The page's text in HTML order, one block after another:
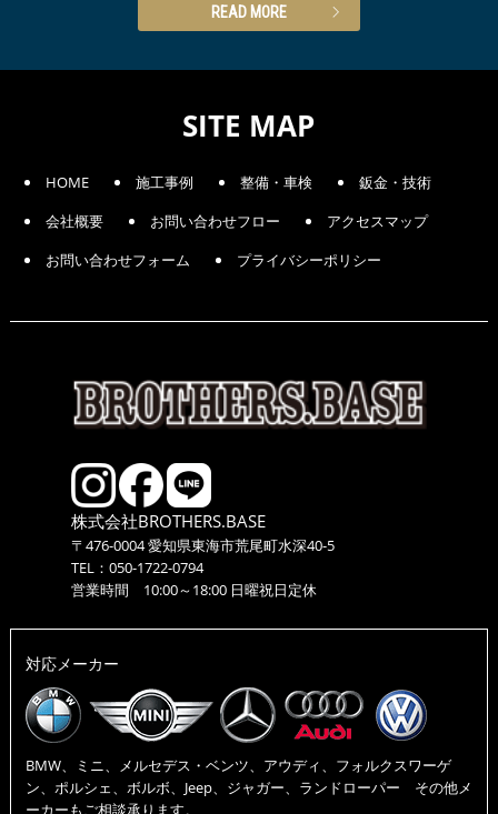
READ MORE
SITE MAP
HOME 施工事例 整備・車検
鈑金・技術
会社概要
お問い合わせフロー
アクセスマップ
お問い合わせフォーム
プライバシーポリシー
株式会社BROTHERS.BASE
〒476-0004 愛知県東海市荒尾町水深40-5
TEL：050-1722-0794
営業時間 10:00～18:00 日曜祝日定休
対応メーカー
BMW、ミニ、メルセデス・ベンツ、アウディ、フォルクスワーゲ
ン、ポルシェ、ボルボ、Jeep、ジャガー、ランドローパー その他メ
ーカーもご相談承ります。